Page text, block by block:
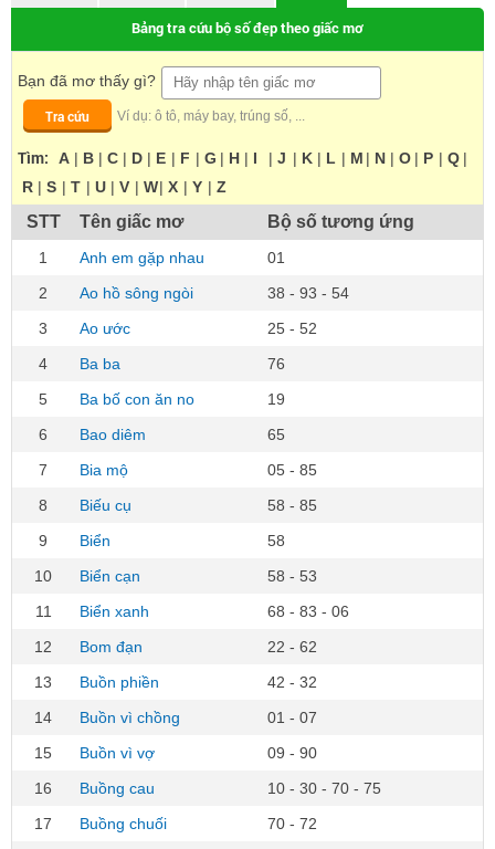
Bảng tra cứu bộ số đẹp theo giấc mơ
Bạn đã mơ thấy gì?
Tra cứu
Ví dụ: ô tô, máy bay, trúng số, ...
Tìm: A | B | C | D | E | F | G | H | I | J | K | L | M | N | O | P | Q |
R | S | T | U | V | W| X | Y | Z
STT Tên giấc mơ Bộ số tương ứng
1 Anh em gặp nhau
01
2
Ao hồ sông ngòi
38 - 93 - 54
3
Ao ước
25 - 52
4
Ba ba
76
5
Ba bố con ăn no
19
6
Bao diêm
65
7
Bia mộ
05 - 85
8
Biếu cụ
58 - 85
9
Biển
58
10
Biển cạn
58 - 53
11
Biển xanh
68 - 83 - 06
12
Bom đạn
22 - 62
13
Buồn phiền
42 - 32
14
Buồn vì chồng
01 - 07
15
Buồn vì vợ
09 - 90
16
Buồng cau
10 - 30 - 70 - 75
17
Buồng chuối
70 - 72